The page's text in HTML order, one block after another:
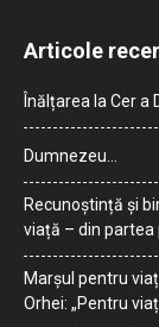
Articole
Înălțarea la Cer a
Dumnezeu…
Recunoștință și
viață – din partea
Marșul pentru
Orhei: „Pentru